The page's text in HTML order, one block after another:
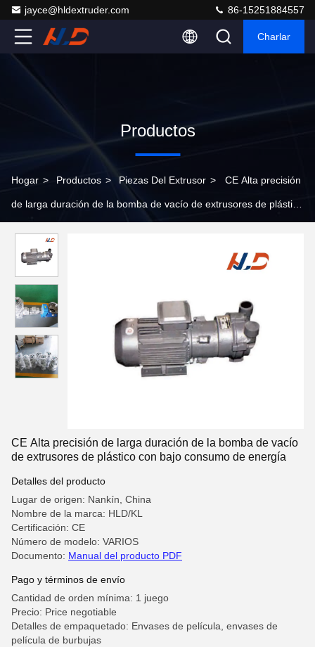
jayce@hldextruder.com 86-15251884557
Charlar
Productos
Hogar > Productos > Piezas Del Extrusor > CE Alta precisión
de larga duración de la bomba de vacío de extrusores de plástico
CE Alta precisión de larga duración de la bomba de vacío
de extrusores de plástico con bajo consumo de energía
Detalles del producto
Lugar de origen: Nankín, China
Nombre de la marca: HLD/KL
Certificación: CE
Número de modelo: VARIOS
Documento: Manual del producto PDF
Pago y términos de envío
Cantidad de orden mínima: 1 juego
Precio: Price negotiable
Detalles de empaquetado: Envases de película, envases de
película de burbujas